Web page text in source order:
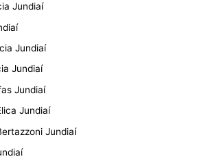
Jundiaí
Jundiaí
Jundiaí
Jundiaí
Jundiaí
Jundiaí